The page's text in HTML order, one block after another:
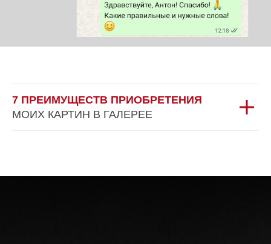
7 ПРЕИМУЩЕСТВ ПРИОБРЕТЕНИЯ
МОИХ КАРТИН В ГАЛЕРЕЕ